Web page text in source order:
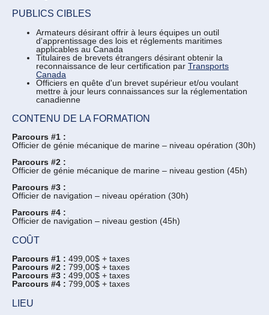
PUBLICS CIBLES
Armateurs désirant offrir à leurs équipes un outil
d'apprentissage des lois et réglements maritimes
applicables au Canada
Titulaires de brevets étrangers désirant obtenir la
reconnaissance de leur certification par Transports
Canada
Officiers en quête d'un brevet supérieur et/ou voulant
mettre à jour leurs connaissances sur la réglementation
canadienne
CONTENU DE LA FORMATION
Parcours #1 :
Officier de génie mécanique de marine – niveau opération (30h)
Parcours #2 :
Officier de génie mécanique de marine – niveau gestion (45h)
Parcours #3 :
Officier de navigation – niveau opération (30h)
Parcours #4 :
Officier de navigation – niveau gestion (45h)
COÛT
Parcours #1 : 499,00$ + taxes
Parcours #2 : 799,00$ + taxes
Parcours #3 : 499,00$ + taxes
Parcours #4 : 799,00$ + taxes
LIEU